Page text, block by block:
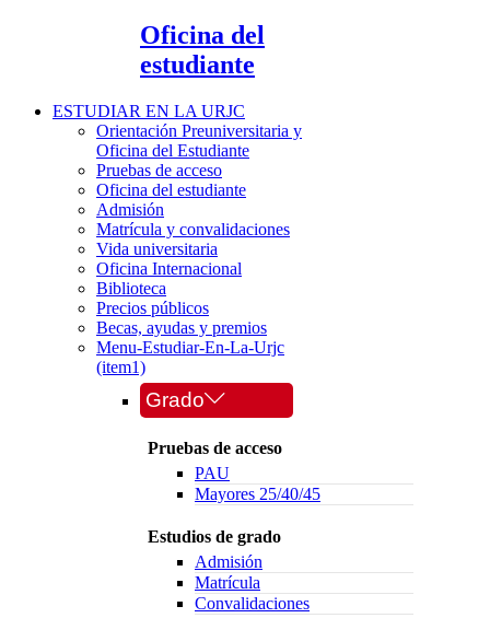
Oficina del
estudiante
ESTUDIAR EN LA URJC
Orientación Preuniversitaria y
Oficina del Estudiante
Pruebas de acceso
Oficina del estudiante
Admisión
Matrícula y convalidaciones
Vida universitaria
Oficina Internacional
Biblioteca
Precios públicos
Becas, ayudas y premios
Menu-Estudiar-En-La-Urjc
(item1)
Grado
Pruebas de acceso
PAU
Mayores 25/40/45
Estudios de grado
Admisión
Matrícula
Convalidaciones